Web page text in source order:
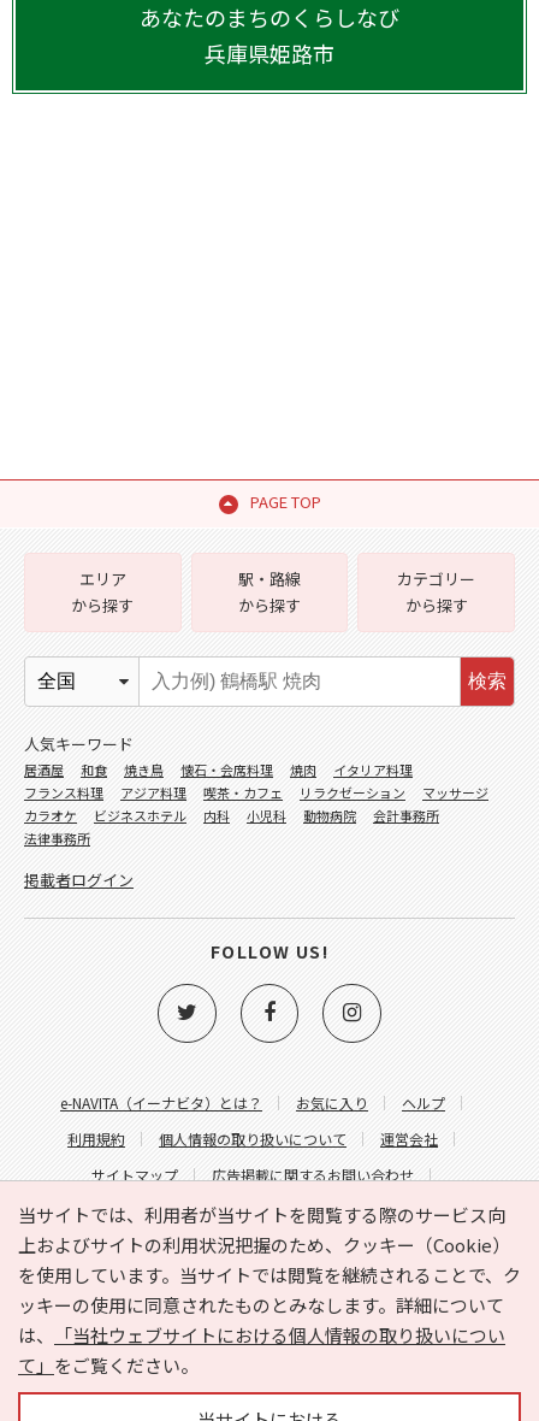
あなたのまちのくらしなび
兵庫県姫路市
PAGE TOP
当サイトでは、利用者が当サイトを閲覧する際のサービス向
上およびサイトの利用状況把握のため、クッキー（Cookie）
を使用しています。当サイトでは閲覧を継続されることで、ク
ッキーの使用に同意されたものとみなします。詳細について
は、
「当社ウェブサイトにおける個人情報の取り扱いについ
て」 をご覧ください。
e-NAVITA（イーナビタ）とは？ お気に入り
ヘルプ
利用規約
個人情報の取り扱いについて
運営会社
サイトマップ
広告掲載に関するお問い合わせ
サイトの内容に関するお問い合わせ
エリア
から探す
駅・路線
から探す
カテゴリー
から探す
検索
人気キーワード
居酒屋 和食 焼き鳥 懐石・会席料理 焼肉
イタリア料理
フランス料理
アジア料理 喫茶・カフェ リラクゼーション
マッサージ
カラオケ
ビジネスホテル 内科 小児科 動物病院
会計事務所
法律事務所
掲載者ログイン
FOLLOW US!
Copyright © HYOJITO.Co.,Ltd. All Rights Reserved.